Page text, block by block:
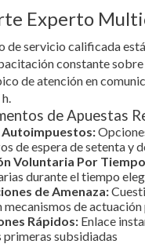
Experto
de servicio calificada
constante
de atención en
de Apuestas
de espera de setenta y
Voluntaria Por
durante el tiempo
de Amenaza:
mecanismos de
Rápidos: Enlace
primeras subsidiadas